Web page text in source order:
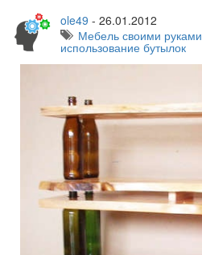
ole49 - 26.01.2012
Мебель своими руками
использование бутылок